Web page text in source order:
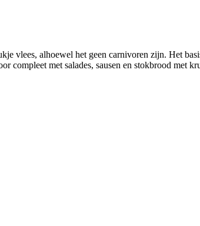
vlees, alhoewel het geen carnivoren zijn. Het
compleet met salades, sausen en stokbrood met